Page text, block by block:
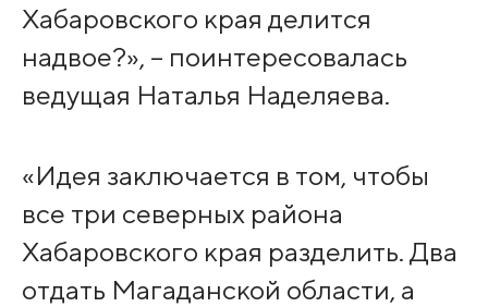
Хабаровского края делится
надвое?», – поинтересовалась
ведущая Наталья Наделяева.
«Идея заключается в том, чтобы
все три северных района
Хабаровского края разделить. Два
отдать Магаданской области, а